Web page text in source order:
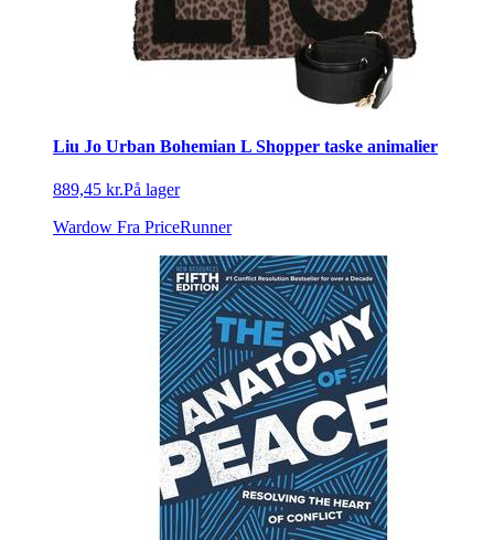
Liu Jo Urban Bohemian L Shopper taske animalier
889,45 kr.På lager
Wardow Fra PriceRunner